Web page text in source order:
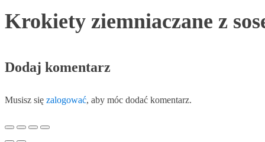
Krokiety ziemniaczane z
Dodaj komentarz
Musisz się zalogować, aby móc dodać komentarz.